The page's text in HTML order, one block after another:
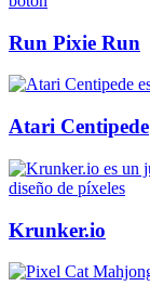
Run Pixie Run
Atari Centipede
Krunker.io